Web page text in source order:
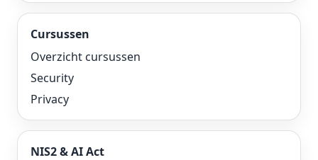
Cursussen
Overzicht cursussen
Security
Privacy
NIS2 & AI Act